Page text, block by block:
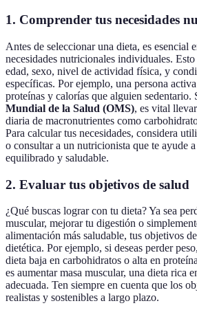
1. Comprender tus necesidades
Antes de seleccionar una dieta, es esencial
necesidades nutricionales individuales.
edad, sexo, nivel de actividad física, y
específicas. Por ejemplo, una persona
proteínas y calorías que alguien sedentario.
Mundial de la Salud (OMS), es vital
diaria de macronutrientes como
Para calcular tus necesidades, considera
o consultar a un nutricionista que te ayude
equilibrado y saludable.
2. Evaluar tus objetivos de salud
¿Qué buscas lograr con tu dieta? Ya sea
muscular, mejorar tu digestión o
alimentación más saludable, tus objetivos
dietética. Por ejemplo, si deseas perder
dieta baja en carbohidratos o alta en
es aumentar masa muscular, una dieta rica
adecuada. Ten siempre en cuenta que los
realistas y sostenibles a largo plazo.